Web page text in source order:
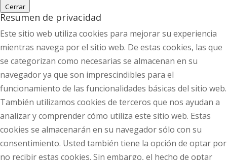
Cerrar
Resumen de privacidad
Este sitio web utiliza cookies para mejorar su experiencia
mientras navega por el sitio web. De estas cookies, las que
se categorizan como necesarias se almacenan en su
navegador ya que son imprescindibles para el
funcionamiento de las funcionalidades básicas del sitio web.
También utilizamos cookies de terceros que nos ayudan a
analizar y comprender cómo utiliza este sitio web. Estas
cookies se almacenarán en su navegador sólo con su
consentimiento. Usted también tiene la opción de optar por
no recibir estas cookies. Sin embargo, el hecho de optar